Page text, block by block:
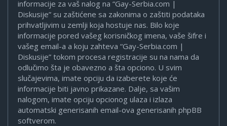
informacije za vaš nalog na “Gay-Serbia.com |
Diskusije” su zaštićene sa zakonima o zaštiti podataka
prihvatljivim u zemlji koja hostuje nas. Bilo koje
informacije pored vašeg korisničkog imena, vaše šifre i
vašeg email-a a koju zahteva “Gay-Serbia.com |
Diskusije” tokom procesa registracije su na nama da
odlučimo šta je obavezno a šta opciono. U svim
slučajevima, imate opciju da izaberete koje će
informacije biti javno prikazane. Dalje, sa vašim
nalogom, imate opciju opcionog ulaza i izlaza
automatski generisanih email-ova generisanih phpBB
softverom.